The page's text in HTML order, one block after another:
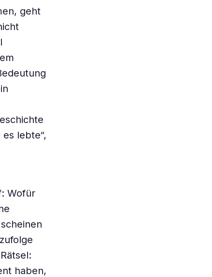
geht
lebte“,
Wofür
haben,